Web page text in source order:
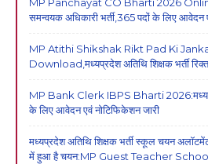
समन्वयक अधिकारी भर्ती,365 पदों के लिए आवेदन
MP Atithi Shikshak Rikt Pad Ki
Download,मध्यप्रदेश अतिथि शिक्षक भर्ती रिक्त
MP Bank Clerk IBPS Bharti
के लिए आवेदन एवं नोटिफिकेशन जारी
मध्यप्रदेश अतिथि शिक्षक भर्ती स्कूल चयन
में हुआ है चयन:MP Guest Teacher